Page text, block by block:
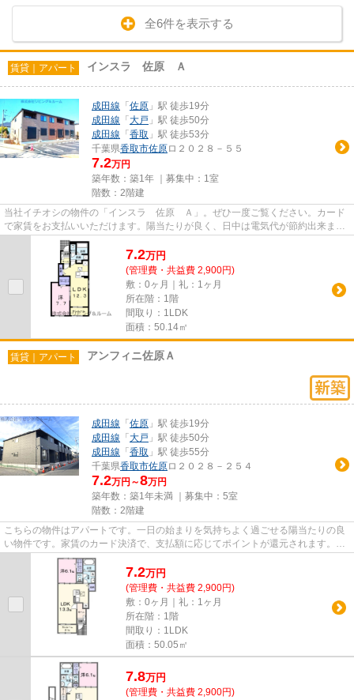
全6件を表示する
賃貸｜アパート インスラ 佐原 Ａ
成田線 「 佐原 」駅 徒歩19分
成田線 「 大戸 」駅 徒歩50分
成田線 「 香取 」駅 徒歩53分
千葉県香取市佐原ロ２０２８－５５
7.2万円
築年数：築1年 ｜募集中： 1室
階数：2階建
当社イチオシの物件の「インスラ 佐原 Ａ」。ぜひ一度ご覧ください。カード
で家賃をお支払いいただけます。陽当たりが良く、日中は電気代が節約出来ます
のでおすすめです。こちらの...
7.2万円
(管理費・共益費 2,900円)
敷：0ヶ月｜礼：1ヶ月
所在階：1階
間取り：1LDK
面積：50.14㎡
賃貸｜アパート アンフィニ佐原Ａ
成田線 「 佐原 」駅 徒歩19分
成田線 「 大戸 」駅 徒歩50分
成田線 「 香取 」駅 徒歩55分
千葉県香取市佐原ロ２０２８－２５４
7.2万円～8万円
築年数：築1年未満 ｜募集中： 5室
階数：2階建
こちらの物件はアパートです。一日の始まりを気持ちよく過ごせる陽当たりの良
い物件です。家賃のカード決済で、支払額に応じてポイントが還元されます。忙
しい日でもゴミ出しをサクッ...
7.2万円
(管理費・共益費 2,900円)
敷：0ヶ月｜礼：1ヶ月
所在階：1階
間取り：1LDK
面積：50.05㎡
7.8万円
(管理費・共益費 2,900円)